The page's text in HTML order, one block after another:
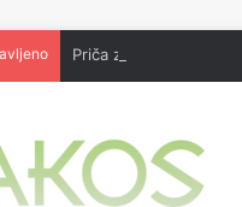
Priča za djecu: Dova